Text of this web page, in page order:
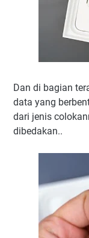
Dan di bagian
data yang
dari jenis
dibedakan..